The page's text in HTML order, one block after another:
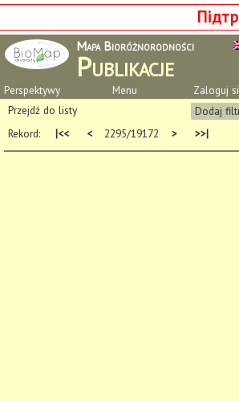
Mapa Bioróżnorodności
Publikacje
Perspektywy Zaloguj
Menu
Dodaj
Przejdź do listy
Rekord:
|<< < 2295/19172 > >>|